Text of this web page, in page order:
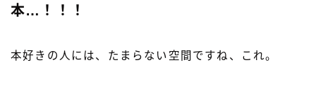
本…！！！
本好きの人には、たまらない空間ですね、これ。